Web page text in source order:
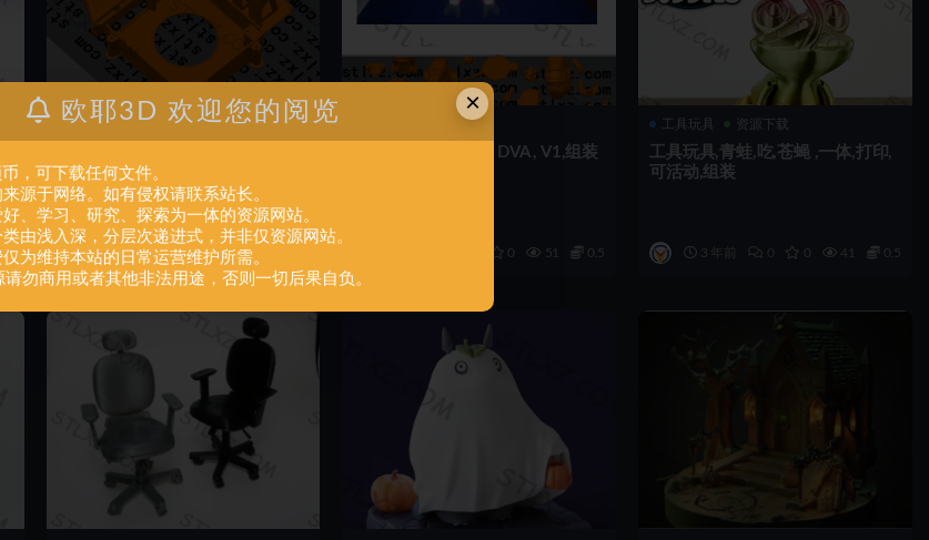
工具玩具 资源下载
制支撑,组装
3 年前 0 0 31
资源下载
工具玩具,守望先锋, DVA , V1,组装
0 51 0.5
工具玩具 资源下载
工具玩具,青蛙,吃,苍蝇 ,一体,打印,
可活动,组装
3 年前 0 0 41 0.5
×
欧耶3D 欢迎您的阅览
，可下载任何文件。
源于网络。如有侵权请联系站长。
、学习、研究、探索为一体的资源网站。
由浅入深，分层次递进式，并非仅资源网站。
为维持本站的日常运营维护所需。
勿商用或者其他非法用途，否则一切后果自负。